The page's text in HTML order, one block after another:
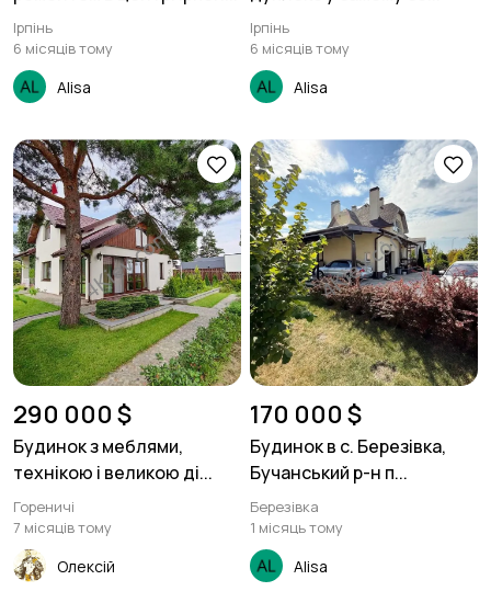
Ірпінь
6 місяців тому
Alisa
Ірпінь
6 місяців тому
Alisa
290 000 $
Будинок з меблями,
технікою і великою ді...
Гореничі
7 місяців тому
Олексій
170 000 $
Будинок в с. Березівка,
Бучанський р-н п...
Березівка
1 місяць тому
Alisa